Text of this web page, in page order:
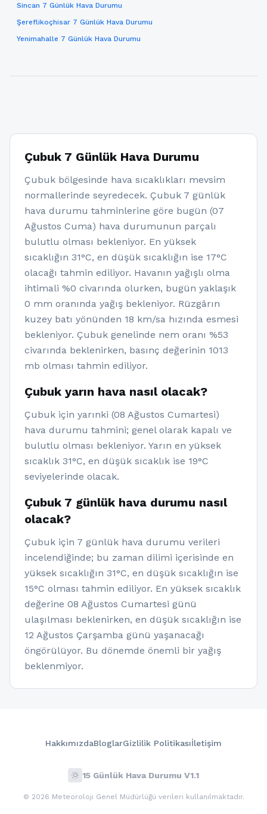
Sincan 7 Günlük Hava Durumu
Şereflikoçhisar 7 Günlük Hava Durumu
Yenimahalle 7 Günlük Hava Durumu
Çubuk 7 Günlük Hava Durumu
Çubuk bölgesinde hava sıcaklıkları mevsim
normallerinde seyredecek. Çubuk 7 günlük
hava durumu tahminlerine göre bugün (07
Ağustos Cuma) hava durumunun parçalı
bulutlu olması bekleniyor. En yüksek
sıcaklığın 31°C, en düşük sıcaklığın ise 17°C
olacağı tahmin ediliyor. Havanın yağışlı olma
ihtimali %0 civarında olurken, bugün yaklaşık
0 mm oranında yağış bekleniyor. Rüzgârın
kuzey batı yönünden 18 km/sa hızında esmesi
bekleniyor. Çubuk genelinde nem oranı %53
civarında beklenirken, basınç değerinin 1013
mb olması tahmin ediliyor.
Çubuk yarın hava nasıl olacak?
Çubuk için yarınki (08 Ağustos Cumartesi)
hava durumu tahmini; genel olarak kapalı ve
bulutlu olması bekleniyor. Yarın en yüksek
sıcaklık 31°C, en düşük sıcaklık ise 19°C
seviyelerinde olacak.
Çubuk 7 günlük hava durumu nasıl
olacak?
Çubuk için 7 günlük hava durumu verileri
incelendiğinde; bu zaman dilimi içerisinde en
yüksek sıcaklığın 31°C, en düşük sıcaklığın ise
15°C olması tahmin ediliyor. En yüksek sıcaklık
değerine 08 Ağustos Cumartesi günü
ulaşılması beklenirken, en düşük sıcaklığın ise
12 Ağustos Çarşamba günü yaşanacağı
öngörülüyor. Bu dönemde önemli bir yağış
beklenmiyor.
HakkımızdaBloglarGizlilik Politikasıİletişim
wb_sunny 15 Günlük Hava Durumu V1.1
© 2026 Meteoroloji Genel Müdürlüğü verileri kullanılmaktadır.